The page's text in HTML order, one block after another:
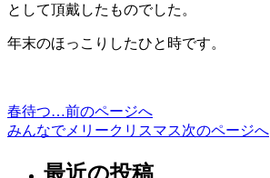
として頂戴したものでした。
年末のほっこりしたひと時です。
投
稿
春待つ…前のページへ
みんなでメリークリスマス次のページへ
最近の投稿